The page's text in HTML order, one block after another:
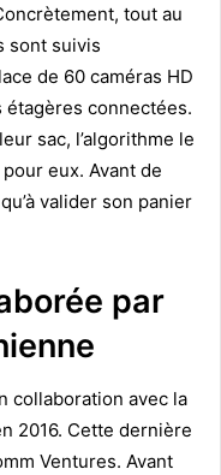
tout au
sont suivis
de 60 caméras HD
connectées.
sac, l’algorithme le
eux. Avant de
valider son panier
par
collaboration avec la
2016. Cette dernière
Ventures. Avant